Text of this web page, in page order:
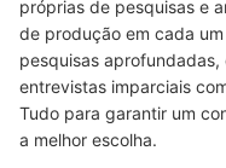
6
Quer Evitar Pausas
8 a 10 horas de
Top 10 Melhores Fones
próprias de pesquisas e
de produção em cada
pesquisas
entrevistas imparciais
Tudo para garantir um
a melhor escolha.